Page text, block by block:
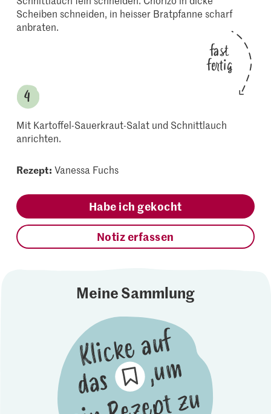
Scheiben schneiden, in heisser Bratpfanne scharf
anbraten.
fast
fertig
Mit Kartoffel-Sauerkraut-Salat und Schnittlauch
anrichten.
Rezept: Vanessa Fuchs
Habe ich gekocht
Notiz erfassen
Meine Sammlung